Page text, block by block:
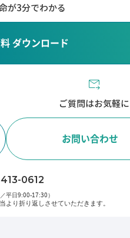
が3分でわかる
ダウンロード
ご質問はお気軽に
お問い合わせ
0612
平日9:00-17:30）
より折り返しさせていただきます。